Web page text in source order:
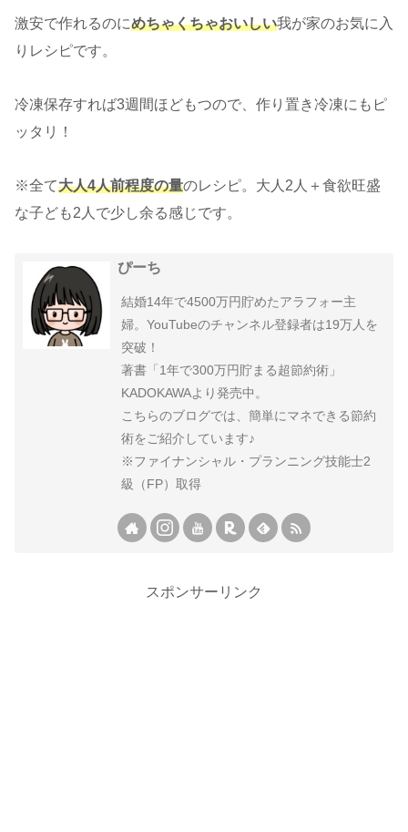
激安で作れるのにめちゃくちゃおいしい我が家のお気に入
りレシピです。
冷凍保存すれば3週間ほどもつので、作り置き冷凍にもピ
ッタリ！
※全て大人4人前程度の量のレシピ。大人2人＋食欲旺盛
な子ども2人で少し余る感じです。
ぴーち
結婚14年で4500万円貯めたアラフォー主
婦。YouTubeのチャンネル登録者は19万人を
突破！
著書「1年で300万円貯まる超節約術」
KADOKAWAより発売中。
こちらのブログでは、簡単にマネできる節約
術をご紹介しています♪
※ファイナンシャル・プランニング技能士2
級（FP）取得
スポンサーリンク